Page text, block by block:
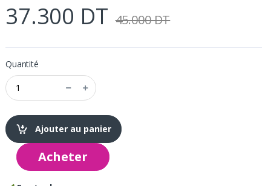
37.300 DT 45.000 DT
Quantité
Ajouter au panier
Acheter